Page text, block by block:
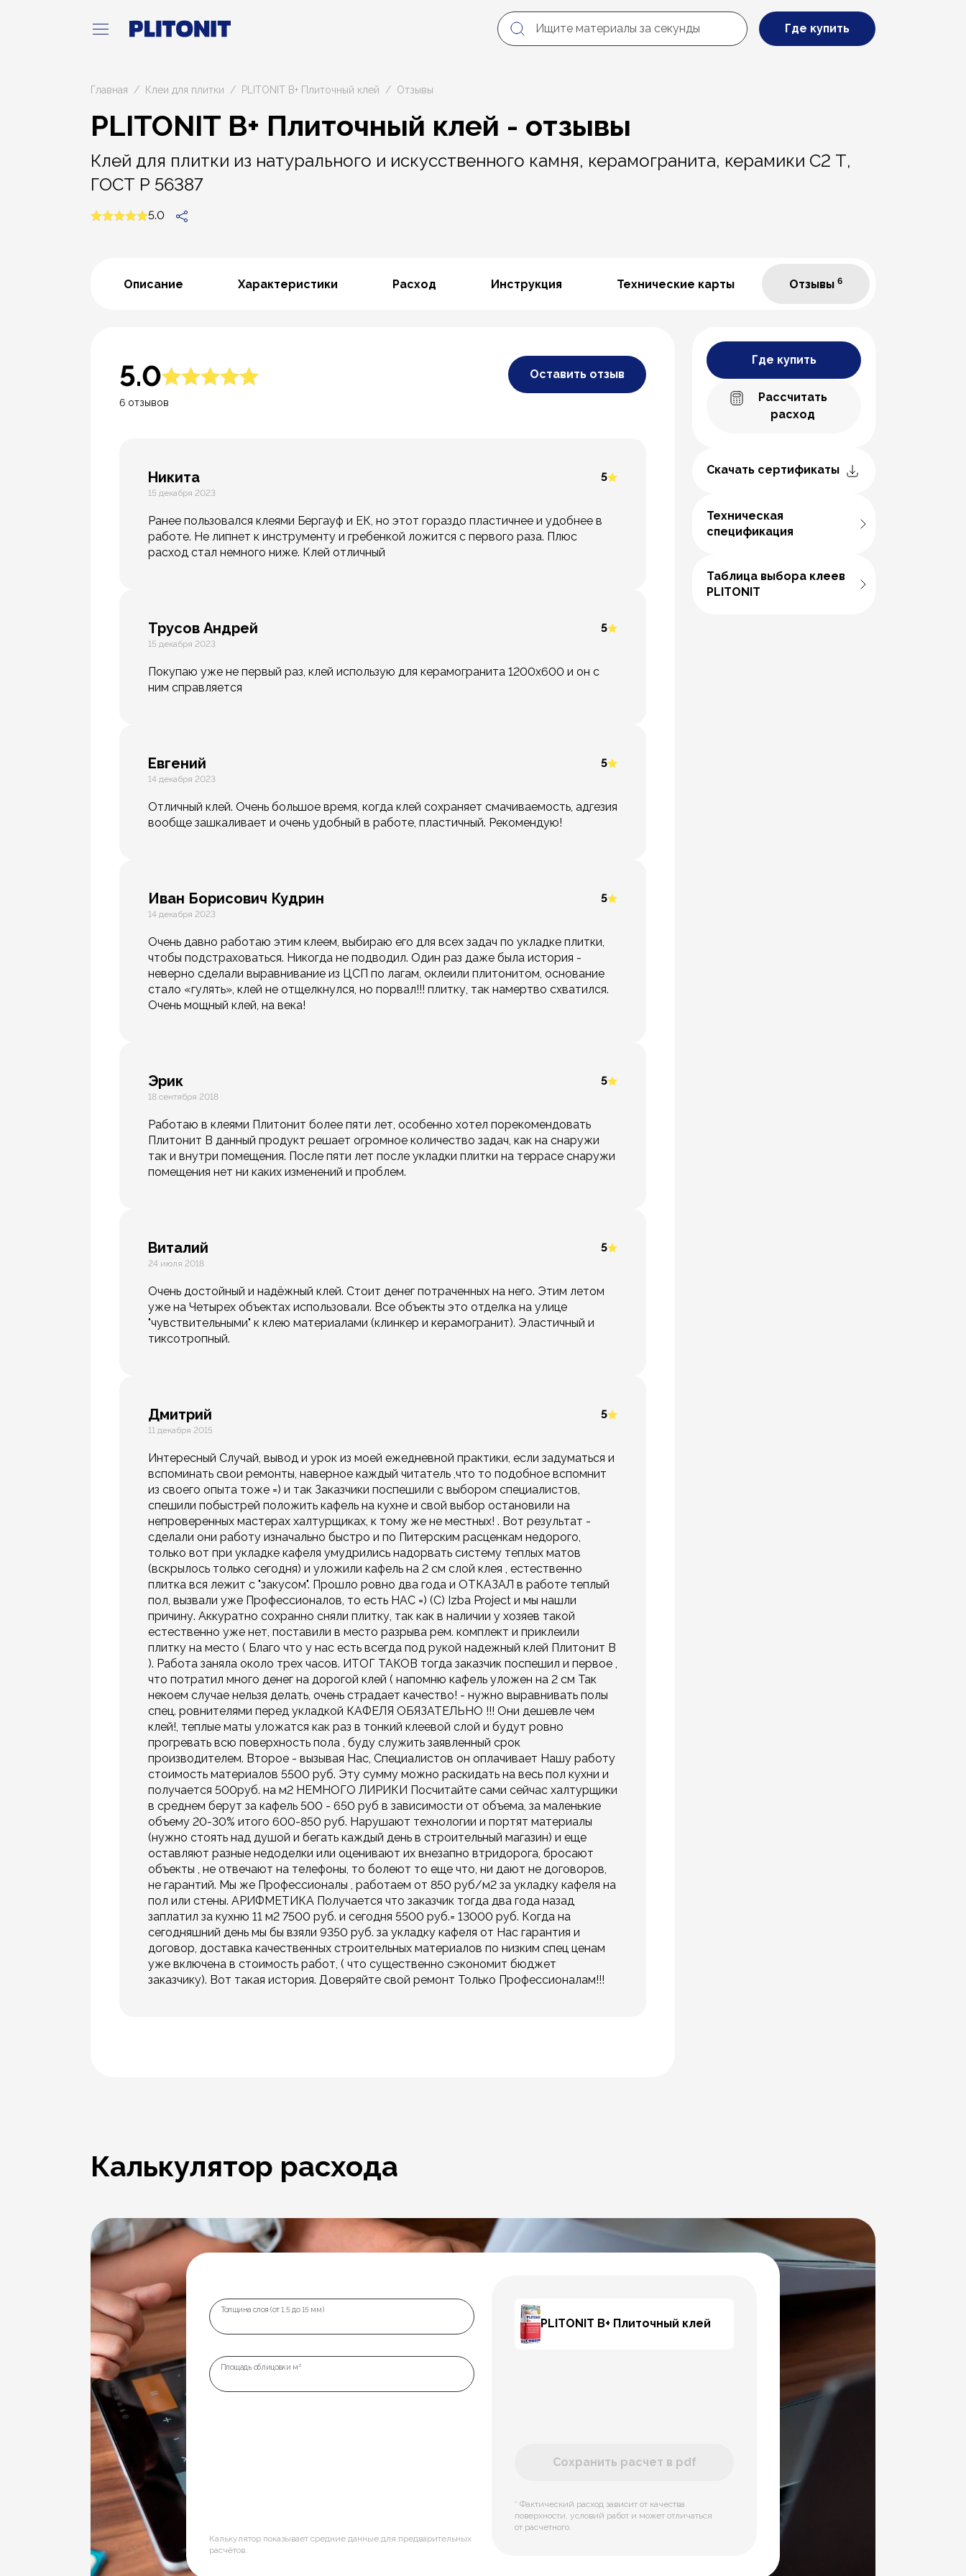
Где купить
Главная Клеи для плитки PLITONIT В+ Плиточный клей Отзывы
PLITONIT В+ Плиточный клей - отзывы
Клей для плитки из натурального и искусственного камня, керамогранита, керамики С2 Т,
ГОСТ Р 56387
5.0
Описание Характеристики Расход Инструкция Технические карты Отзывы 6
5.0
6 отзывов
Оставить отзыв
Никита 5
15 декабря 2023
Ранее пользовался клеями Бергауф и ЕК, но этот гораздо пластичнее и удобнее в
работе. Не липнет к инструменту и гребенкой ложится с первого раза. Плюс
расход стал немного ниже. Клей отличный
Трусов Андрей 5
15 декабря 2023
Покупаю уже не первый раз, клей использую для керамогранита 1200х600 и он с
ним справляется
Евгений 5
14 декабря 2023
Отличный клей. Очень большое время, когда клей сохраняет смачиваемость, адгезия
вообще зашкаливает и очень удобный в работе, пластичный. Рекомендую!
Иван Борисович Кудрин 5
14 декабря 2023
Очень давно работаю этим клеем, выбираю его для всех задач по укладке плитки,
чтобы подстраховаться. Никогда не подводил. Один раз даже была история -
неверно сделали выравнивание из ЦСП по лагам, оклеили плитонитом, основание
стало «гулять», клей не отщелкнулся, но порвал!!! плитку, так намертво схватился.
Очень мощный клей, на века!
Эрик 5
18 сентября 2018
Работаю в клеями Плитонит более пяти лет, особенно хотел порекомендовать
Плитонит В данный продукт решает огромное количество задач, как на снаружи
так и внутри помещения. После пяти лет после укладки плитки на террасе снаружи
помещения нет ни каких изменений и проблем.
Виталий 5
24 июля 2018
Очень достойный и надёжный клей. Стоит денег потраченных на него. Этим летом
уже на Четырех объектах использовали. Все объекты это отделка на улице
"чувствительными" к клею материалами (клинкер и керамогранит). Эластичный и
тиксотропный.
Дмитрий 5
11 декабря 2015
Интересный Случай, вывод и урок из моей ежедневной практики, если задуматься и
вспоминать свои ремонты, наверное каждый читатель ,что то подобное вспомнит
из своего опыта тоже =) и так Заказчики поспешили с выбором специалистов,
спешили побыстрей положить кафель на кухне и свой выбор остановили на
непроверенных мастерах халтурщиках, к тому же не местных! . Вот результат -
сделали они работу изначально быстро и по Питерским расценкам недорого,
только вот при укладке кафеля умудрились надорвать систему теплых матов
(вскрылось только сегодня) и уложили кафель на 2 см слой клея , естественно
плитка вся лежит с "закусом". Прошло ровно два года и ОТКАЗАЛ в работе теплый
пол, вызвали уже Профессионалов, то есть НАС =) (C) Izba Project и мы нашли
причину. Аккуратно сохранно сняли плитку, так как в наличии у хозяев такой
естественно уже нет, поставили в место разрыва рем. комплект и приклеили
плитку на место ( Благо что у нас есть всегда под рукой надежный клей Плитонит В
). Работа заняла около трех часов. ИТОГ ТАКОВ тогда заказчик поспешил и первое ,
что потратил много денег на дорогой клей ( напомню кафель уложен на 2 см Так
некоем случае нельзя делать, очень страдает качество! - нужно выравнивать полы
спец. ровнителями перед укладкой КАФЕЛЯ ОБЯЗАТЕЛЬНО !!! Они дешевле чем
клей!, теплые маты уложатся как раз в тонкий клеевой слой и будут ровно
прогревать всю поверхность пола , буду служить заявленный срок
производителем. Второе - вызывая Нас, Специалистов он оплачивает Нашу работу
стоимость материалов 5500 руб. Эту сумму можно раскидать на весь пол кухни и
получается 500руб. на м2 НЕМНОГО ЛИРИКИ Посчитайте сами сейчас халтурщики
в среднем берут за кафель 500 - 650 руб в зависимости от объема, за маленькие
объему 20-30% итого 600-850 руб. Нарушают технологии и портят материалы
(нужно стоять над душой и бегать каждый день в строительный магазин) и еще
оставляют разные недоделки или оценивают их внезапно втридорога, бросают
объекты , не отвечают на телефоны, то болеют то еще что, ни дают не договоров,
не гарантий. Мы же Профессионалы , работаем от 850 руб/м2 за укладку кафеля на
пол или стены. АРИФМЕТИКА Получается что заказчик тогда два года назад
заплатил за кухню 11 м2 7500 руб. и сегодня 5500 руб.= 13000 руб. Когда на
сегодняшний день мы бы взяли 9350 руб. за укладку кафеля от Нас гарантия и
договор, доставка качественных строительных материалов по низким спец ценам
уже включена в стоимость работ, ( что существенно сэкономит бюджет
заказчику). Вот такая история. Доверяйте свой ремонт Только Профессионалам!!!
Где купить
Рассчитать
расход
Скачать сертификаты
Техническая
спецификация
Таблица выбора клеев
PLITONIT
Калькулятор расхода
Толщина слоя (от 1,5 до 15 мм)
Площадь облицовки м²
Калькулятор показывает средние данные для предварительных
расчётов.
PLITONIT В+ Плиточный клей
Сохранить расчет в pdf
* Фактический расход зависит от качества
поверхности, условий работ и может отличаться
от расчетного.